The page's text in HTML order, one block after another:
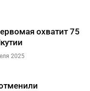
охватит 75
2025